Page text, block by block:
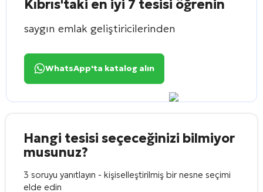
Kıbrıs'taki en iyi 7 tesisi öğrenin
saygın emlak geliştiricilerinden
WhatsApp'ta katalog alın
Hangi tesisi seçeceğinizi bilmiyor
musunuz?
3 soruyu yanıtlayın - kişiselleştirilmiş bir nesne seçimi
elde edin